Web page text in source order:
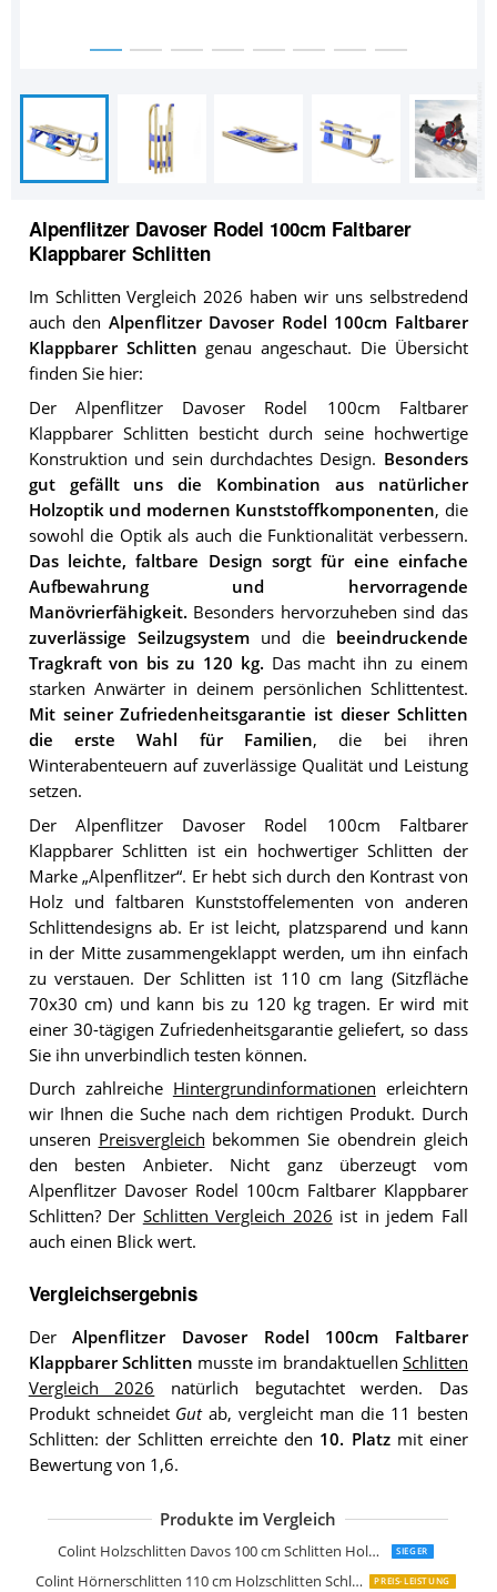
Alpenflitzer Davoser Rodel 100cm Faltbarer
Klappbarer Schlitten
Im Schlitten Vergleich 2026 haben wir uns selbstredend
auch den Alpenflitzer Davoser Rodel 100cm Faltbarer
Klappbarer Schlitten genau angeschaut. Die Übersicht
finden Sie hier:
Der Alpenflitzer Davoser Rodel 100cm Faltbarer
Klappbarer Schlitten besticht durch seine hochwertige
Konstruktion und sein durchdachtes Design. Besonders
gut gefällt uns die Kombination aus natürlicher
Holzoptik und modernen Kunststoffkomponenten, die
sowohl die Optik als auch die Funktionalität verbessern.
Das leichte, faltbare Design sorgt für eine einfache
Aufbewahrung und hervorragende
Manövrierfähigkeit. Besonders hervorzuheben sind das
zuverlässige Seilzugsystemund die beeindruckende
Tragkraft von bis zu 120 kg. Das macht ihn zu einem
starken Anwärter in deinem persönlichen Schlittentest.
Mit seiner Zufriedenheitsgarantie ist dieser Schlitten
die erste Wahl für Familien, die bei ihren
Winterabenteuern auf zuverlässige Qualität und Leistung
setzen.
Der Alpenflitzer Davoser Rodel 100cm Faltbarer
Klappbarer Schlitten ist ein hochwertiger Schlitten der
Marke „Alpenflitzer“. Er hebt sich durch den Kontrast von
Holz und faltbaren Kunststoffelementen von anderen
Schlittendesigns ab. Er ist leicht, platzsparend und kann
in der Mitte zusammengeklappt werden, um ihn einfach
zu verstauen. Der Schlitten ist 110 cm lang (Sitzfläche
70x30 cm) und kann bis zu 120 kg tragen. Er wird mit
einer 30-tägigen Zufriedenheitsgarantie geliefert, so dass
Sie ihn unverbindlich testen können.
Durch zahlreiche Hintergrundinformationen erleichtern
wir Ihnen die Suche nach dem richtigen Produkt. Durch
unseren Preisvergleich bekommen Sie obendrein gleich
den besten Anbieter. Nicht ganz überzeugt vom
Alpenflitzer Davoser Rodel 100cm Faltbarer Klappbarer
Schlitten? Der Schlitten Vergleich 2026 ist in jedem Fall
auch einen Blick wert.
Vergleichsergebnis
DerAlpenflitzer Davoser Rodel 100cm Faltbarer
Klappbarer Schlitten musste im brandaktuellen Schlitten
Vergleich 2026 natürlich begutachtet werden. Das
Produkt schneidet Gutab, vergleicht man die 11 besten
Schlitten: der Schlitten erreichte den 10. Platzmit einer
Bewertung von 1,6.
Produkte im Vergleich
Colint Holzschlitten Davos 100 cm Schlitten Holz Rodel DCL 60100 SIEGER
Colint Hörnerschlitten 110 cm Holzschlitten Schlitten Holz Rodel PREIS-LEISTUNG
Colint R.P.L Hörnerrodel 110 cm
Kathrein Rodel Touren Rodel